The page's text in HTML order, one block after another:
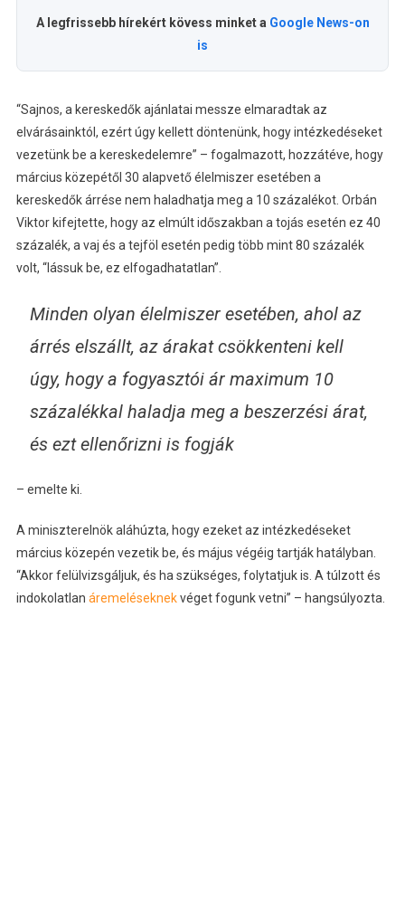
A legfrissebb hírekért kövess minket a Google News-on
is
“Sajnos, a kereskedők ajánlatai messze elmaradtak az
elvárásainktól, ezért úgy kellett döntenünk, hogy intézkedéseket
vezetünk be a kereskedelemre” – fogalmazott, hozzátéve, hogy
március közepétől 30 alapvető élelmiszer esetében a
kereskedők árrése nem haladhatja meg a 10 százalékot. Orbán
Viktor kifejtette, hogy az elmúlt időszakban a tojás esetén ez 40
százalék, a vaj és a tejföl esetén pedig több mint 80 százalék
volt, “lássuk be, ez elfogadhatatlan”.
Minden olyan élelmiszer esetében, ahol az
árrés elszállt, az árakat csökkenteni kell
úgy, hogy a fogyasztói ár maximum 10
százalékkal haladja meg a beszerzési árat,
és ezt ellenőrizni is fogják
– emelte ki.
A miniszterelnök aláhúzta, hogy ezeket az intézkedéseket
március közepén vezetik be, és május végéig tartják hatályban.
“Akkor felülvizsgáljuk, és ha szükséges, folytatjuk is. A túlzott és
indokolatlan áremeléseknekvéget fogunk vetni” – hangsúlyozta.